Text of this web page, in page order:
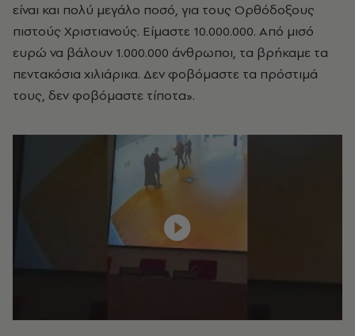
είναι και πολύ μεγάλο ποσό, για τους Ορθόδοξους
πιστούς Χριστιανούς. Είμαστε 10.000.000. Από μισό
ευρώ να βάλουν 1.000.000 άνθρωποι, τα βρήκαμε τα
πεντακόσια χιλιάρικα. Δεν φοβόμαστε τα πρόστιμά
τους, δεν φοβόμαστε τίποτα».